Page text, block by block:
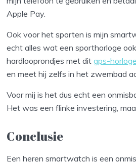
Apple Pay.
Ook voor het sporten is mijn
echt alles wat een sporthorloge
hardlooprondjes met ditgps-horloge
en meet hij zelfs in het zwembad
Voor mij is het dus echt een
Het was een flinke investering,
Conclusie
Een heren smartwatch is een